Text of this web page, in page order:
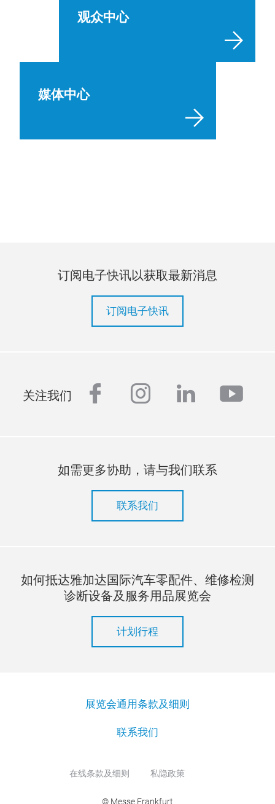
观众中心
媒体中心
订阅电子快讯以获取最新消息
订阅电子快讯
关注我们 facebook
instagram
linkedin
如需更多协助，请与我们联系
联系我们
如何抵达雅加达国际汽车零配件、维修检测
诊断设备及服务用品展览会
计划行程
展览会通用条款及细则
联系我们
在线条款及细则 私隐政策
© Messe Frankfurt